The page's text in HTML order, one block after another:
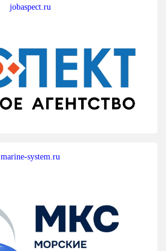
jobaspect.ru
marine-system.ru